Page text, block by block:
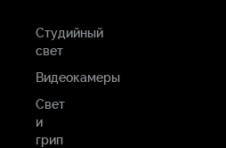
Студийный
свет
Видеокамеры
Свет
и
грип